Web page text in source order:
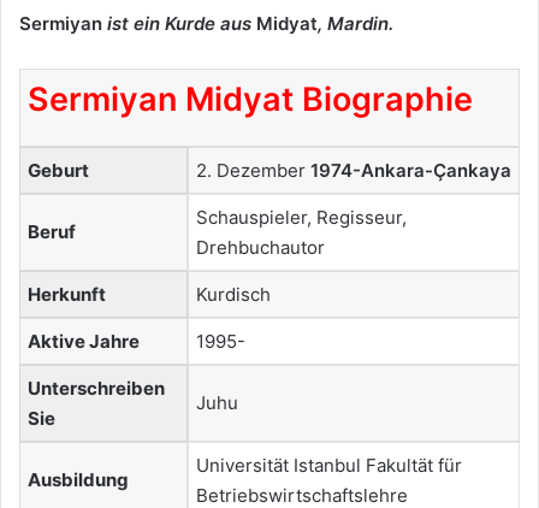
Sermiyan ist ein Kurde aus Midyat, Mardin.
Sermiyan Midyat Biographie
Geburt 2. Dezember 1974-Ankara-Çankaya
Beruf
Schauspieler, Regisseur,
Drehbuchautor
Herkunft Kurdisch
Aktive Jahre 1995-
Unterschreiben
Sie
Juhu
Ausbildung
Universität Istanbul Fakultät für
Betriebswirtschaftslehre